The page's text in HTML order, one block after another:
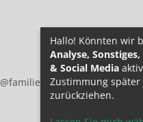
Hallo! Könnten wir
Analyse,
& Social Media
Zustimmung
zurückziehen.